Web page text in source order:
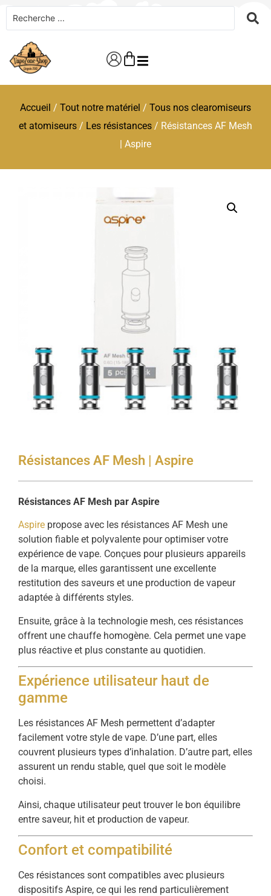
Accueil / Tout notre matériel / Tous nos clearomiseurs
et atomiseurs / Les résistances / Résistances AF Mesh
| Aspire
Résistances AF Mesh | Aspire
Résistances AF Mesh par Aspire
Aspire propose avec les résistances AF Mesh une
solution fiable et polyvalente pour optimiser votre
expérience de vape. Conçues pour plusieurs appareils
de la marque, elles garantissent une excellente
restitution des saveurs et une production de vapeur
adaptée à différents styles.
Ensuite, grâce à la technologie mesh, ces résistances
offrent une chauffe homogène. Cela permet une vape
plus réactive et plus constante au quotidien.
Expérience utilisateur haut de
gamme
Les résistances AF Mesh permettent d’adapter
facilement votre style de vape. D’une part, elles
couvrent plusieurs types d’inhalation. D’autre part, elles
assurent un rendu stable, quel que soit le modèle
choisi.
Ainsi, chaque utilisateur peut trouver le bon équilibre
entre saveur, hit et production de vapeur.
Confort et compatibilité
Ces résistances sont compatibles avec plusieurs
dispositifs Aspire, ce qui les rend particulièrement